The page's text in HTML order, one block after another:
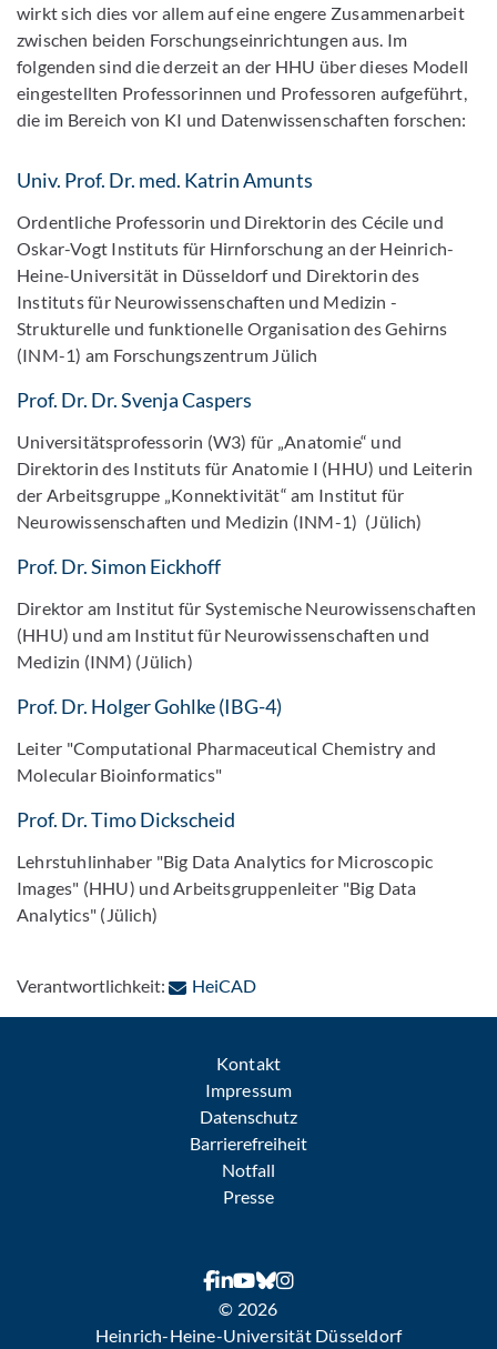
wirkt sich dies vor allem auf eine engere Zusammenarbeit
zwischen beiden Forschungseinrichtungen aus. Im
folgenden sind die derzeit an der HHU über dieses Modell
eingestellten Professorinnen und Professoren aufgeführt,
die im Bereich von KI und Datenwissenschaften forschen:
Univ. Prof. Dr. med. Katrin Amunts
Ordentliche Professorin und Direktorin des Cécile und
Oskar-Vogt Instituts für Hirnforschung an der Heinrich-
Heine-Universität in Düsseldorf und Direktorin des
Instituts für Neurowissenschaften und Medizin -
Strukturelle und funktionelle Organisation des Gehirns
(INM-1) am Forschungszentrum Jülich
Prof. Dr. Dr. Svenja Caspers
Universitätsprofessorin (W3) für „Anatomie“ und
Direktorin des Instituts für Anatomie I (HHU) und Leiterin
der Arbeitsgruppe „Konnektivität“ am Institut für
Neurowissenschaften und Medizin (INM-1) (Jülich)
Prof. Dr. Simon Eickhoff
Direktor am Institut für Systemische Neurowissenschaften
(HHU) und am Institut für Neurowissenschaften und
Medizin (INM) (Jülich)
Prof. Dr. Holger Gohlke (IBG-4)
Leiter "Computational Pharmaceutical Chemistry and
Molecular Bioinformatics"
Prof. Dr. Timo Dickscheid
Lehrstuhlinhaber "Big Data Analytics for Microscopic
Images" (HHU) und Arbeitsgruppenleiter "Big Data
Analytics" (Jülich)
Verantwortlichkeit: HeiCAD: Per E-Mail kontaktieren
Kontakt
Impressum
Datenschutz
Barrierefreiheit
Notfall
Presse
© 2026
Heinrich-Heine-Universität Düsseldorf